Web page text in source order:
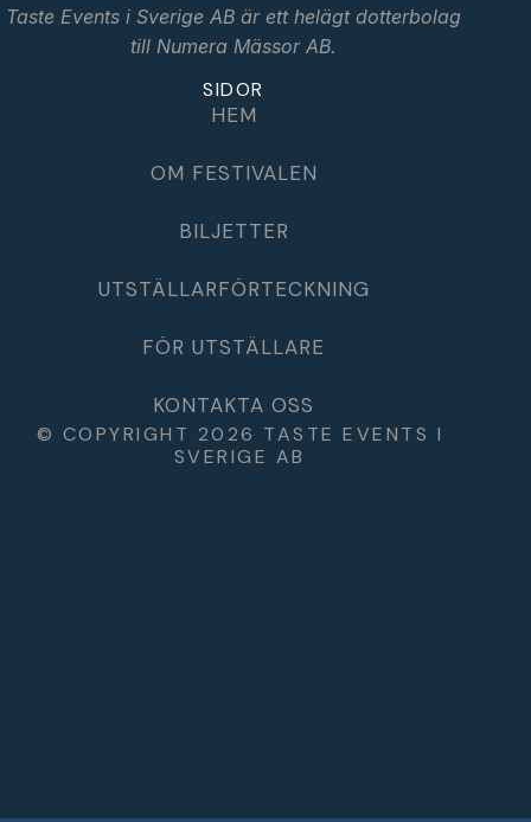
Taste Events i Sverige AB är ett helägt dotterbolag
till Numera Mässor AB.
SIDOR
HEM
OM FESTIVALEN
BILJETTER
UTSTÄLLARFÖRTECKNING
FÖR UTSTÄLLARE
KONTAKTA OSS
© COPYRIGHT 2026 TASTE EVENTS I
SVERIGE AB